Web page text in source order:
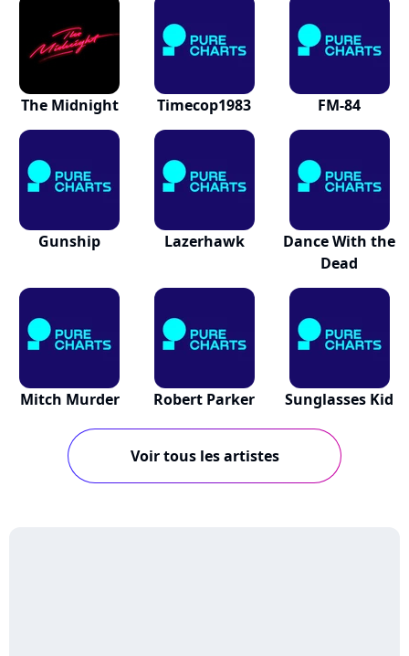
The Midnight Timecop1983 FM-84
Gunship Lazerhawk
Dance With the
Dead
Mitch Murder Robert Parker Sunglasses Kid
Voir tous les artistes